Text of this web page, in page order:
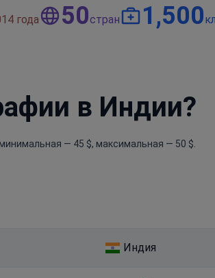
года 50стран 1,500
в Индии?
— 45 $, максимальная — 50 $.
Индия